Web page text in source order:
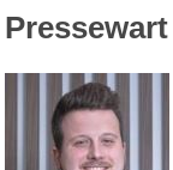
Pressewart